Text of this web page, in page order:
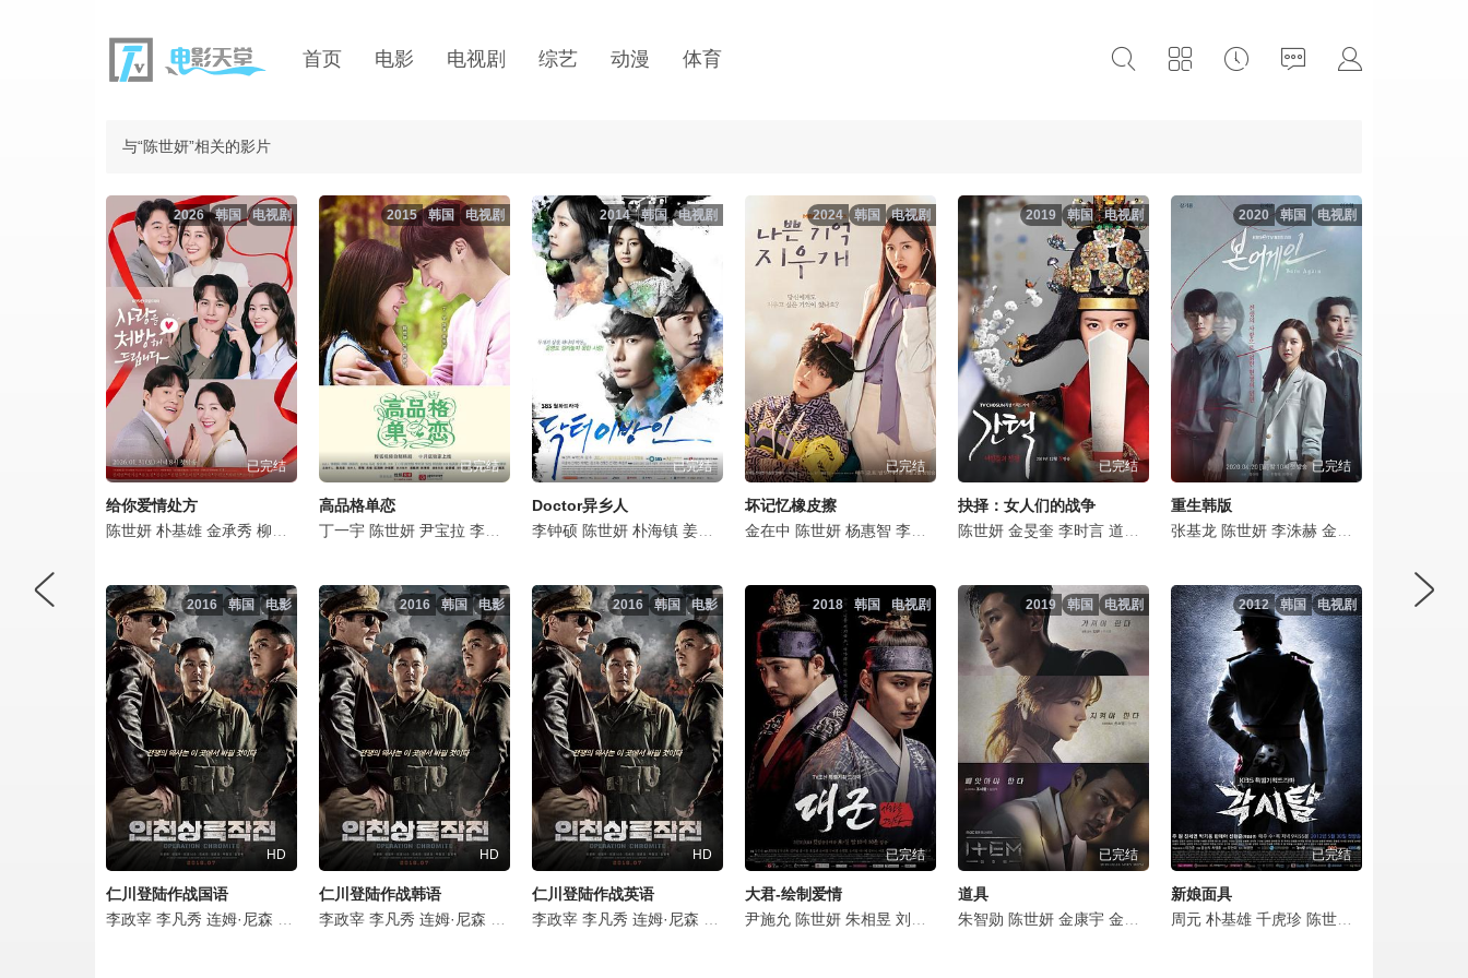
首页 电影 电视剧 综艺 动漫 体育
与“陈世妍”相关的影片
电视剧
韩国
2026
已完结
给你爱情处方
陈世妍 朴基雄 金承秀 柳好贞 金炯默 苏怡贤 金美淑 朱进模 崔大哲 赵美玲 金先彬 尹瑞娥 金振烨 郑艺素
电视剧
韩国
2015
已完结
高品格单恋
丁一宇 陈世妍 尹宝拉 李时言 郑尚勋 郑敬淏 金素妍
电视剧
韩国
2014
已完结
Doctor异乡人
李钟硕 陈世妍 朴海镇 姜素拉 全国焕 崔政宇 南明烈 金相镐 李才元 韩恩善 千虎珍 郑仁基 朴解浚 尹宝拉 金容建
电视剧
韩国
2024
已完结
坏记忆橡皮擦
金在中 陈世妍 杨惠智 李钟元 李楼妃
电视剧
韩国
2019
已完结
抉择：女人们的战争
陈世妍 金旻奎 李时言 道尚宇 李烈音 尹基元 赵银淑 李花兼
电视剧
韩国
2020
已完结
重生韩版
张基龙 陈世妍 李洙赫 金贞兰
电影
韩国
2016
HD
仁川登陆作战国语
李政宰 李凡秀 连姆·尼森 郑俊镐 金秉玉 秋山成勋 陈世妍 强·格瑞斯 金宣儿 朴成雄 朴哲民 金英爱
电影
韩国
2016
HD
仁川登陆作战韩语
李政宰 李凡秀 连姆·尼森 郑俊镐 金秉玉 秋山成勋 陈世妍 强·格瑞斯 金宣儿 朴成雄 朴哲民 金英爱
电影
韩国
2016
HD
仁川登陆作战英语
李政宰 李凡秀 连姆·尼森 郑俊镐 金秉玉 秋山成勋 陈世妍 强·格瑞斯 金宣儿 朴成雄 朴哲民 金英爱
电视剧
韩国
2018
已完结
大君-绘制爱情
尹施允 陈世妍 朱相昱 刘孝英 南智贤 梁美京 孙秉浩 金美京 李基英 文知茵 方在浩 韩材锡
电视剧
韩国
2019
已完结
道具
朱智勋 陈世妍 金康宇 金釉利 朴元尚 李代延 金民教 吴承勋
电视剧
韩国
2012
已完结
新娘面具
周元 朴基雄 千虎珍 陈世妍